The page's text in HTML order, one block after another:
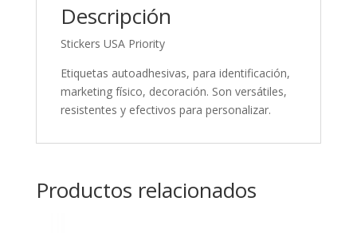
Descripción
Stickers USA Priority
Etiquetas autoadhesivas, para identificación,
marketing físico, decoración. Son versátiles,
resistentes y efectivos para personalizar.
Productos relacionados